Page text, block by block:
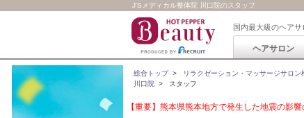
J'Sメディカル整体院 川口院のスタッフ
国内最大級のヘア
ヘアサロン
総合トップ> リラクゼーション・マッサージサロン
川口院 > スタッフ
【重要】熊本県熊本地方で発生した地震の影